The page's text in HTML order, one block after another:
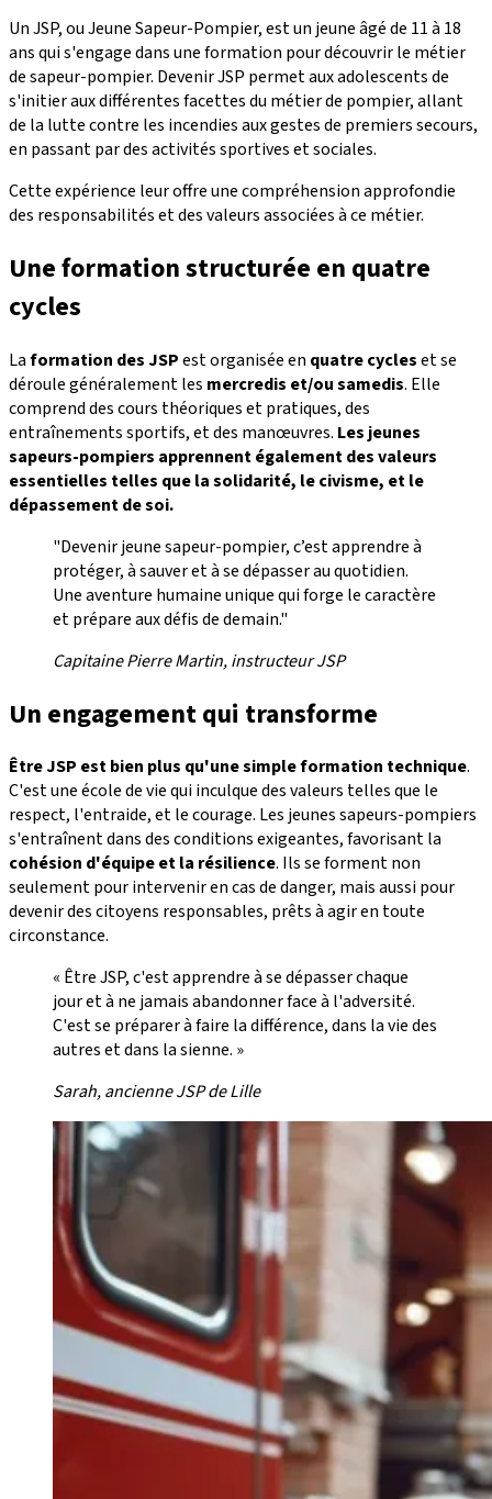
Un JSP, ou Jeune Sapeur-Pompier, est un jeune âgé de 11 à 18
ans qui s'engage dans une formation pour découvrir le métier
de sapeur-pompier. Devenir JSP permet aux adolescents de
s'initier aux différentes facettes du métier de pompier, allant
de la lutte contre les incendies aux gestes de premiers secours,
en passant par des activités sportives et sociales.
Cette expérience leur offre une compréhension approfondie
des responsabilités et des valeurs associées à ce métier.
Une formation structurée en quatre
cycles
Laformation des JSPest organisée en quatre cycleset se
déroule généralement les mercredis et/ou samedis. Elle
comprend des cours théoriques et pratiques, des
entraînements sportifs, et des manœuvres. Les jeunes
sapeurs-pompiers apprennent également des valeurs
essentielles telles que la solidarité, le civisme, et le
dépassement de soi.
"Devenir jeune sapeur-pompier, c’est apprendre à
protéger, à sauver et à se dépasser au quotidien.
Une aventure humaine unique qui forge le caractère
et prépare aux défis de demain."
Capitaine Pierre Martin, instructeur JSP
Un engagement qui transforme
Être JSP est bien plus qu'une simple formation technique.
C'est une école de vie qui inculque des valeurs telles que le
respect, l'entraide, et le courage. Les jeunes sapeurs-pompiers
s'entraînent dans des conditions exigeantes, favorisant la
cohésion d'équipe et la résilience. Ils se forment non
seulement pour intervenir en cas de danger, mais aussi pour
devenir des citoyens responsables, prêts à agir en toute
circonstance.
« Être JSP, c'est apprendre à se dépasser chaque
jour et à ne jamais abandonner face à l'adversité.
C'est se préparer à faire la différence, dans la vie des
autres et dans la sienne. »
Sarah, ancienne JSP de Lille